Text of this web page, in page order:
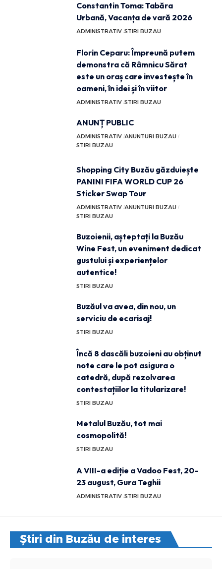
Constantin Toma: Tabăra
Urbană, Vacanța de vară 2026
ADMINISTRATIV STIRI BUZAU
Florin Ceparu: Împreună putem
demonstra că Râmnicu Sărat
este un oraș care investește în
oameni, în idei și în viitor
ADMINISTRATIV STIRI BUZAU
ANUNȚ PUBLIC
ADMINISTRATIV ANUNTURI BUZAU
STIRI BUZAU
Shopping City Buzău găzduiește
PANINI FIFA WORLD CUP 26
Sticker Swap Tour
ADMINISTRATIV ANUNTURI BUZAU
STIRI BUZAU
Buzoienii, așteptați la Buzău
Wine Fest, un eveniment dedicat
gustului și experiențelor
autentice!
STIRI BUZAU
Buzăul va avea, din nou, un
serviciu de ecarisaj!
STIRI BUZAU
Încă 8 dascăli buzoieni au obținut
note care le pot asigura o
catedră, după rezolvarea
contestațiilor la titularizare!
STIRI BUZAU
Metalul Buzău, tot mai
cosmopolită!
STIRI BUZAU
A VIII-a ediție a Vadoo Fest, 20–
23 august, Gura Teghii
ADMINISTRATIV STIRI BUZAU
Știri din Buzău de interes